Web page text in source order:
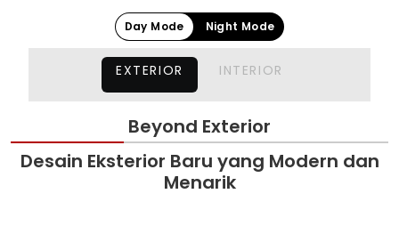
Day Mode Night Mode
EXTERIOR INTERIOR
Beyond Exterior
Desain Eksterior Baru yang Modern dan
Menarik